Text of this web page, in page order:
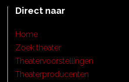
Direct naar
Home
Zoek theater
Theatervoorstellingen
Theaterproducenten